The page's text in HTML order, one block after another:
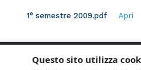
1° semestre 2009.pdf Apri
Questo sito utilizza